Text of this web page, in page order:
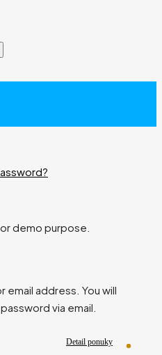
Detail ponuky
Detail ponuky
Detail ponuky
demo purpose.
email address. You will
via email.